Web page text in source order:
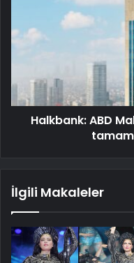
Halkbank: ABD
İlgili Makaleler